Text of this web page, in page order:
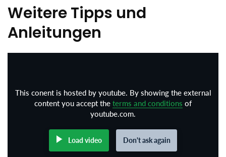
Weitere Tipps und
Anleitungen
This conent is hosted by youtube. By showing the external
content you accept the terms and conditions of
youtube.com.
Load video Don't ask again